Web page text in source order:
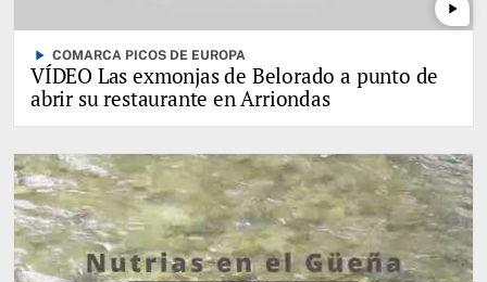
play_arrow
play_arrow COMARCA PICOS DE EUROPA
VÍDEO Las exmonjas de Belorado a punto de
abrir su restaurante en Arriondas